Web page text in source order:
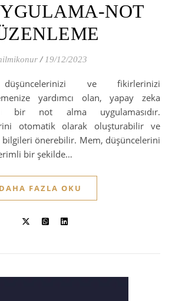
NOT
/ 19/12/2023
ve fikirlerinizi
yardımcı olan, yapay zeka
bir not alma uygulamasıdır.
otomatik olarak oluşturabilir ve
bilgileri önerebilir. Mem, düşüncelerini
bir şekilde…
DAHA FAZLA OKU